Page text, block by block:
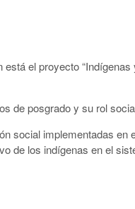
el proyecto
de posgrado y su rol
social implementadas en
de los indígenas en el